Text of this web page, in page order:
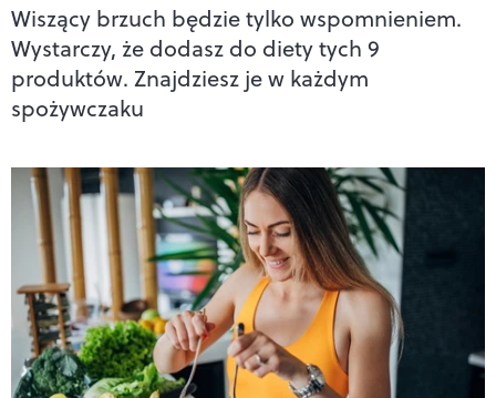
Wiszący brzuch będzie tylko wspomnieniem.
Wystarczy, że dodasz do diety tych 9
produktów. Znajdziesz je w każdym
spożywczaku